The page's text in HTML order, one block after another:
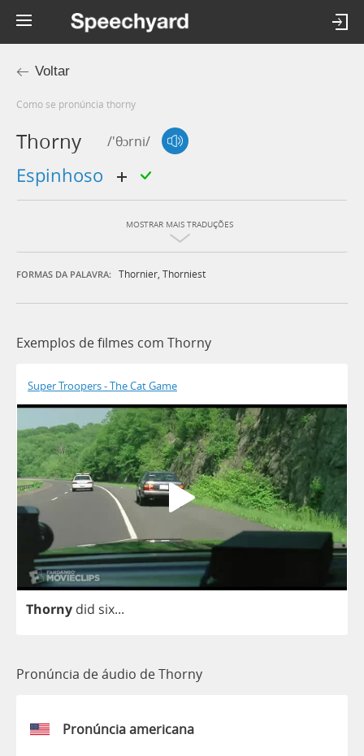
Voltar
Como se pronúncia thorny
Thorny /'θɔrni/
espinhoso
MOSTRAR MAIS TRADUÇÕES
FORMAS DA PALAVRA: Thornier, Thorniest
Exemplos de filmes com Thorny
Super Troopers - The Cat Game
Thorny did six...
Pronúncia de áudio de Thorny
Pronúncia americana